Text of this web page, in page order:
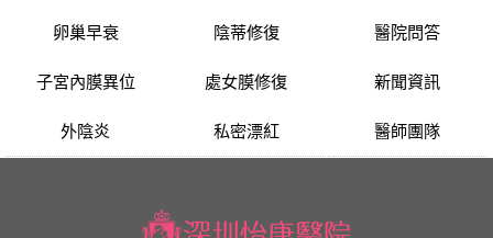
卵巢早衰
子宮內膜異位
外陰炎
陰蒂修復
處女膜修復
私密漂紅
醫院問答
新聞資訊
醫師團隊